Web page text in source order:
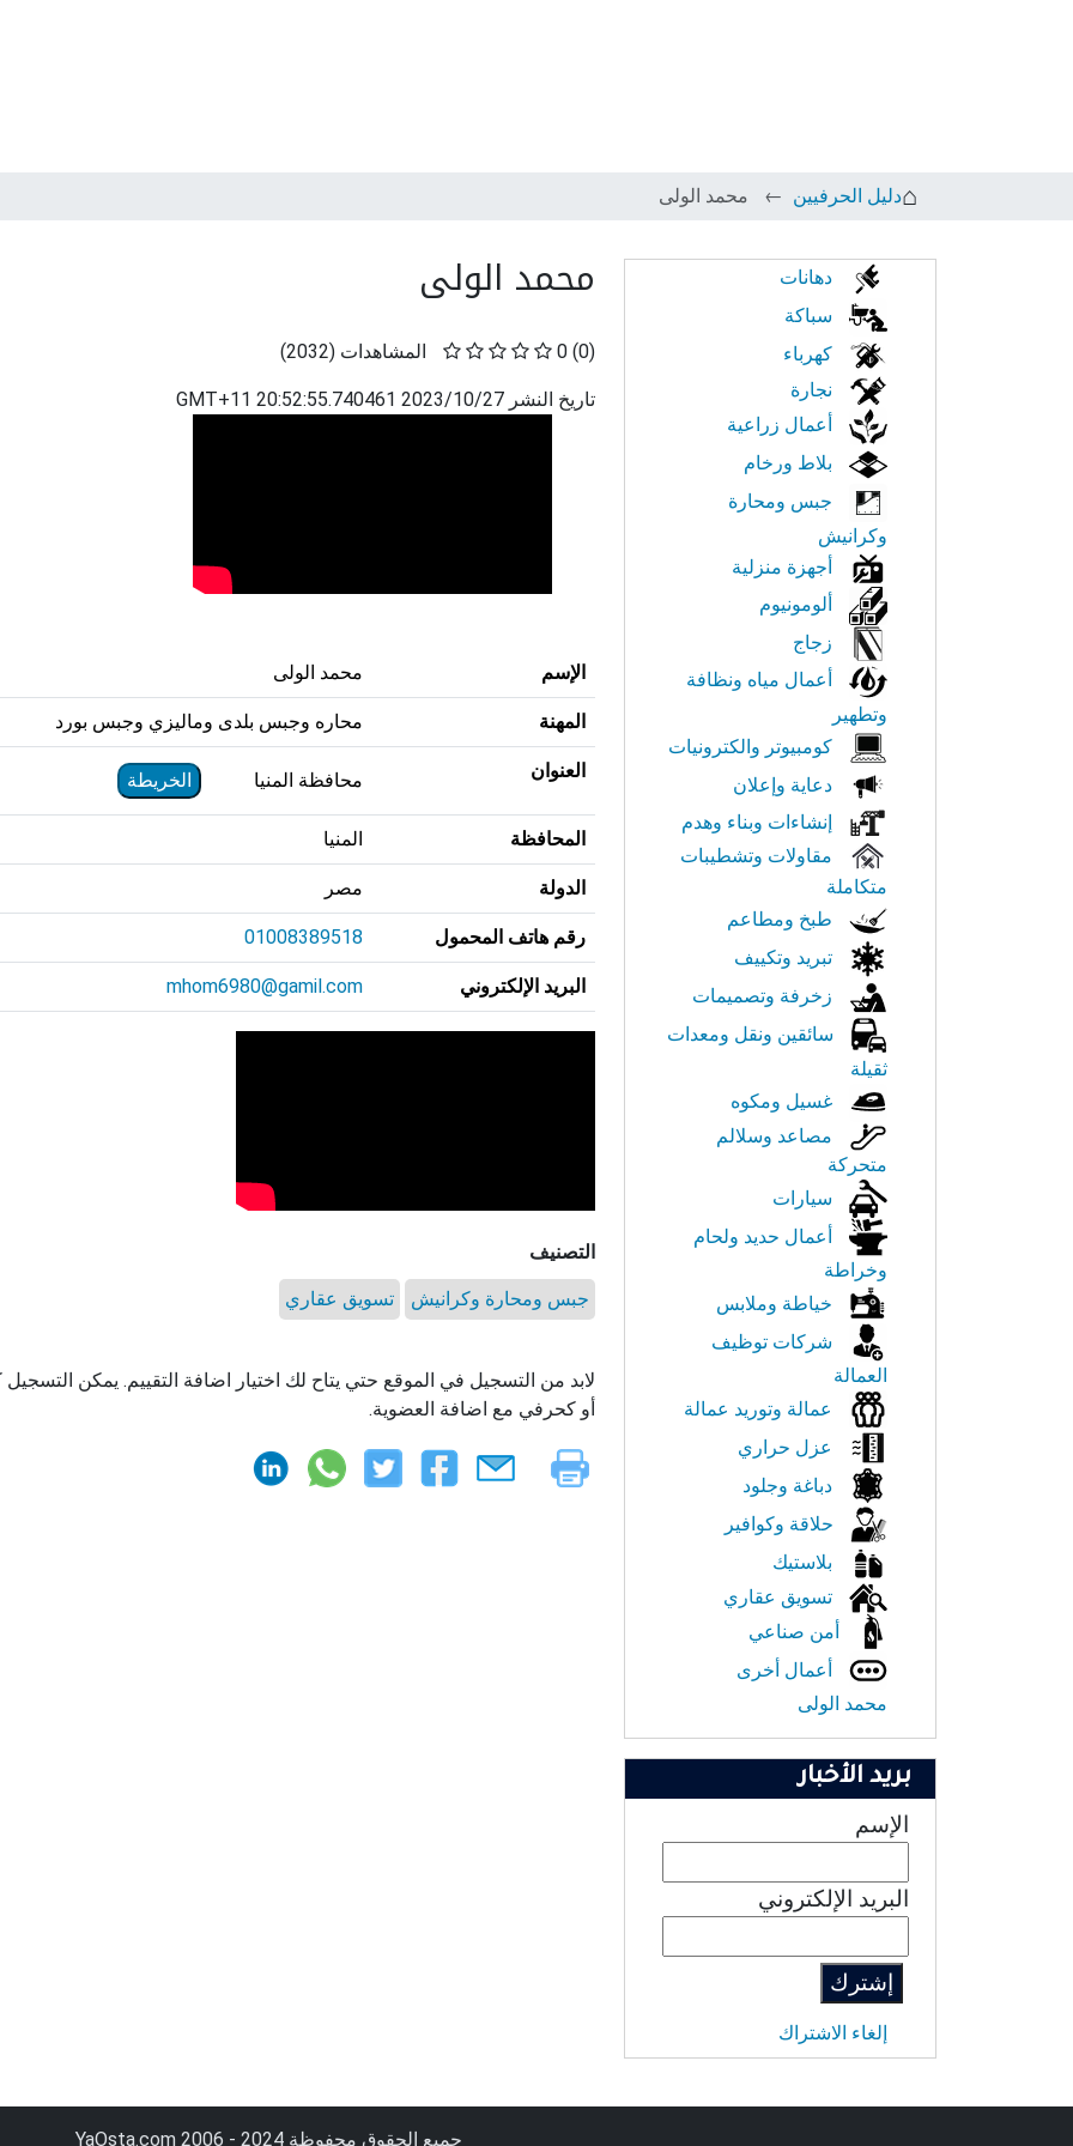
دليل الحرفيين محمد الولى
محمد الولى
(0)
0 المشاهدات (
2032
)
تاريخ النشر 2023/10/27 20:52:55.740461 GMT+11
الإسم محمد الولى
المهنة محاره وجبس بلدى وماليزي وجبس بورد
العنوان محافظة المنيا الخريطة
المحافظة المنيا
الدولة مصر
رقم هاتف المحمول 01008389518
البريد الإلكتروني mhom6980@gamil.com
التصنيف
جبس ومحارة وكرانيش تسويق عقاري
لابد من التسجيل في الموقع حتي يتاح لك اختيار اضافة التقييم. يمكن
أو كحرفي مع اضافة العضوية.
الابحار
النت
دهانات
سباكة
كهرباء
نجارة
أعمال زراعية
بلاط ورخام
جبس ومحارة
وكرانيش
أجهزة منزلية
ألومونيوم
زجاج
أعمال مياه ونظافة
وتطهير
كومبيوتر والكترونيات
دعاية وإعلان
إنشاءات وبناء وهدم
مقاولات وتشطيبات
متكاملة
طبخ ومطاعم
تبريد وتكييف
زخرفة وتصميمات
سائقين ونقل ومعدات
ثقيلة
غسيل ومكوه
مصاعد وسلالم
متحركة
سيارات
أعمال حديد ولحام
وخراطة
خياطة وملابس
شركات توظيف
العمالة
عمالة وتوريد عمالة
عزل حراري
دباغة وجلود
حلاقة وكوافير
بلاستيك
تسويق عقاري
أمن صناعي
أعمال أخرى
محمد الولى
بريد الأخبار
الإسم
البريد الإلكتروني
إلغاء الاشتراك
جميع الحقوق محفوظة YaOsta.com 2006 - 2024